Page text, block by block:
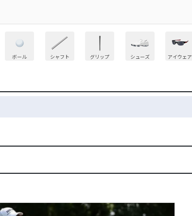
ボール シャフト グリップ シューズ アイウェア